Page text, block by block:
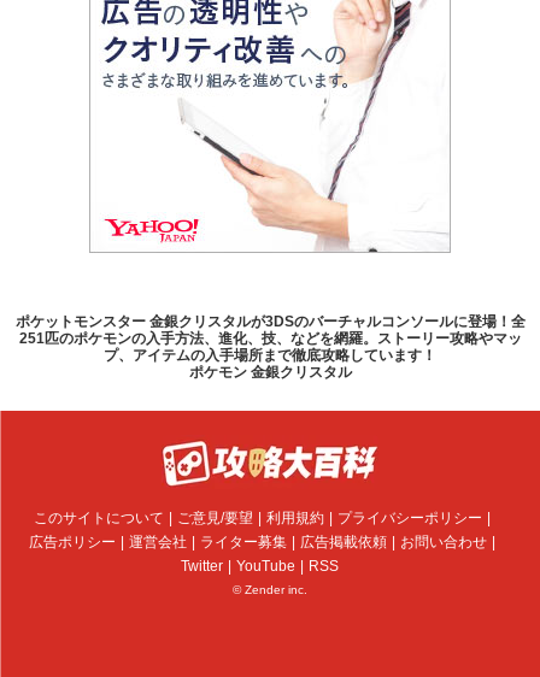
ポケットモンスター 金銀クリスタルが3DSのバーチャルコンソールに登場！全
251匹のポケモンの入手方法、進化、技、などを網羅。ストーリー攻略やマッ
プ、アイテムの入手場所まで徹底攻略しています！
ポケモン 金銀クリスタル
このサイトについて ご意見/要望 利用規約
プライバシーポリシー
広告ポリシー
運営会社 ライター募集 広告掲載依頼
お問い合わせ
Twitter
YouTube RSS
© Zender inc.